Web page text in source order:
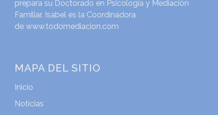
prepara su Doctorado en Psicología y Mediación
Familiar. Isabel es la Coordinadora
de www.todomediacion.com
MAPA DEL SITIO
Inicio
Noticias